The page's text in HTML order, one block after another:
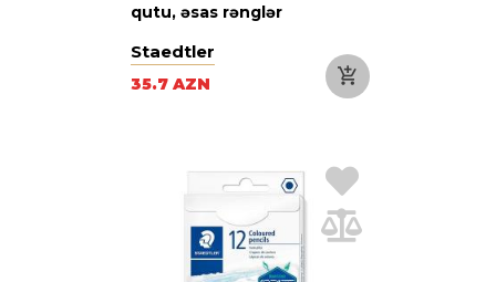
qutu, əsas rənglər
Staedtler
35.7 AZN